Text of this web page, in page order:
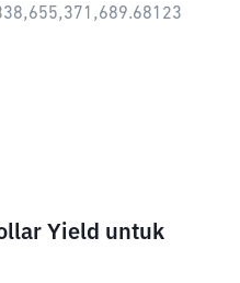
Yield untuk